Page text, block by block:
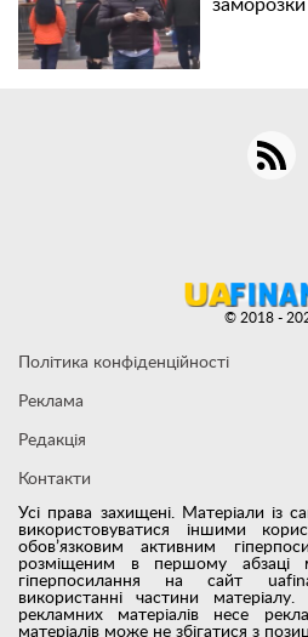
заморозки
Усі права захищені. Матеріали із
використовуватися іншими
обов’язковим активним
розміщеним в першому абзаці
гіперпосилання на сайт
використанні частини матеріалу.
рекламних матеріалів несе
матеріалів може не збігатися з
Політика конфіденційності
Реклама
Редакція
Контакти
© 2018 -